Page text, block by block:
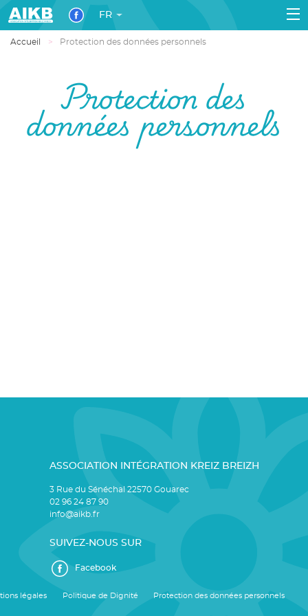
FR
Accueil Protection des données personnels
Protection des
données personnels
ASSOCIATION INTÉGRATION KREIZ BREIZH
3 Rue du Sénéchal 22570 Gouarec
02 96 24 87 90
info@aikb.fr
SUIVEZ-NOUS SUR
Facebook
légales Politique de Dignité Protection des données personnels